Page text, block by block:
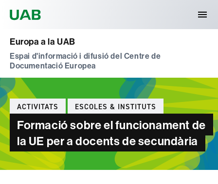
Europa a la UAB
Espai d'informació i difusió del Centre de
Documentació Europea
Categories
ACTIVITATS ESCOLES & INSTITUTS
Formació sobre el funcionament de
la UE per a docents de secundària